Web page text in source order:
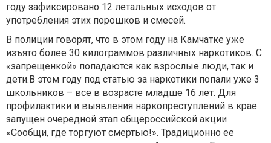
году зафиксировано 12 летальных исходов от
употребления этих порошков и смесей.
В полиции говорят, что в этом году на Камчатке уже
изъято более 30 килограммов различных наркотиков. С
«запрещенкой» попадаются как взрослые люди, так и
дети.В этом году под статью за наркотики попали уже 3
школьников – все в возрасте младше 16 лет. Для
профилактики и выявления наркопреступлений в крае
запущен очередной этап общероссийской акции
«Сообщи, где торгуют смертью!». Традиционно ее